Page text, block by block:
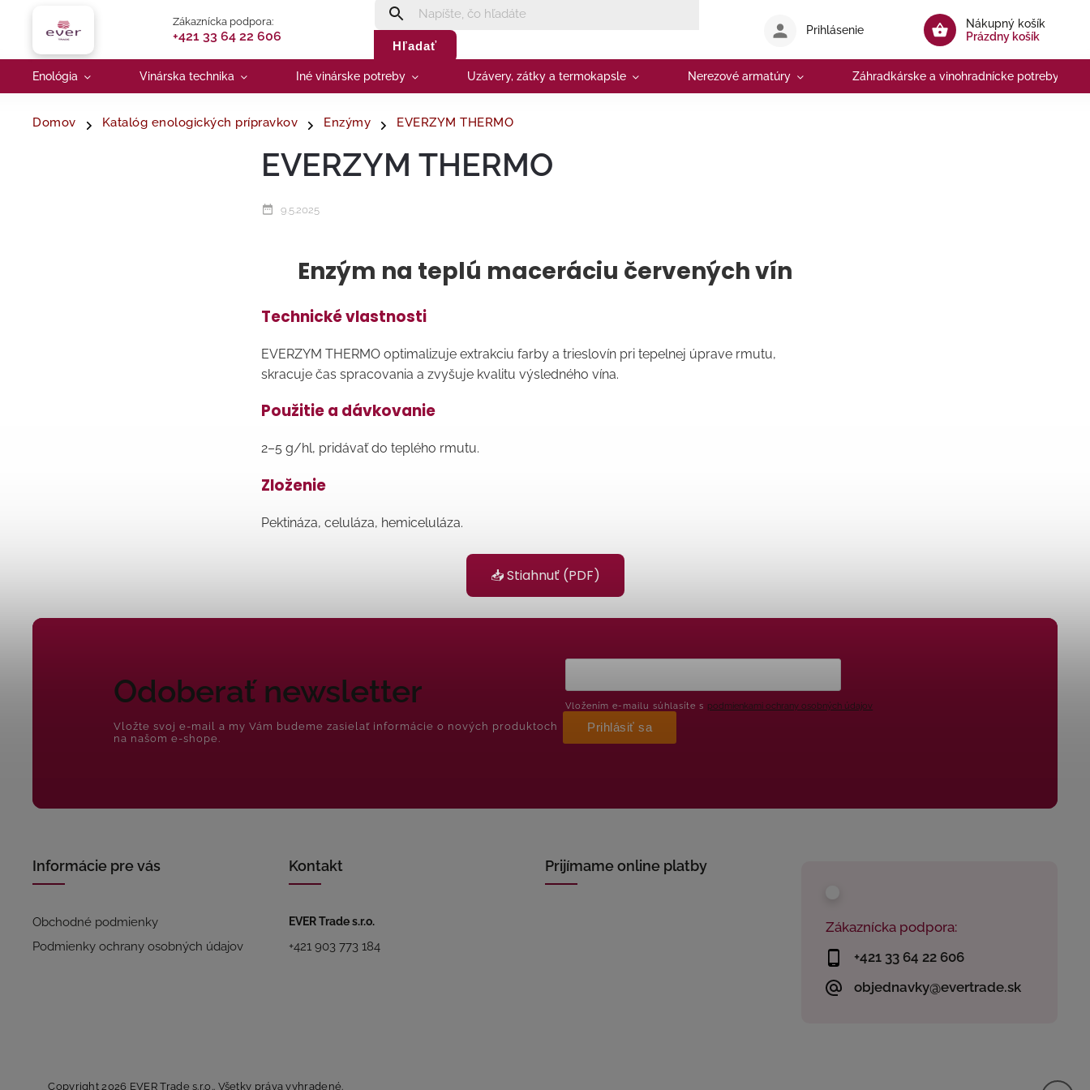
Zákaznícka podpora:
+421 33 64 22 606
Hľadať
Nákupný košík
Prázdny košík
Prihlásenie
Enológia Vinárska technika Iné vinárske potreby Uzávery, zátky a termokapsle Nerezové armatúry Záhradkárske a vinohradnícke potreby
Domov Katalóg enologických prípravkov Enzýmy EVERZYM THERMO
EVERZYM THERMO
9.5.2025
Enzým na teplú maceráciu červených vín
Technické vlastnosti
EVERZYM THERMO optimalizuje extrakciu farby a trieslovín pri tepelnej úprave rmutu,
skracuje čas spracovania a zvyšuje kvalitu výsledného vína.
Použitie a dávkovanie
2–5 g/hl, pridávať do teplého rmutu.
Zloženie
Pektináza, celuláza, hemiceluláza.
📥 Stiahnuť (PDF)
Zákaznícka podpora:
+421 33 64 22 606
objednavky@evertrade.sk
Odoberať newsletter
Vložte svoj e-mail a my Vám budeme zasielať informácie o nových produktoch
na našom e-shope.
Vložením e-mailu súhlasíte s podmienkami ochrany osobných údajov
Prihlásiť sa
Informácie pre vás
Obchodné podmienky
Podmienky ochrany osobných údajov
Kontakt
EVER Trade s.r.o.
+421 903 773 184
Prijímame online platby
Copyright 2026 EVER Trade s.r.o. . Všetky práva vyhradené.